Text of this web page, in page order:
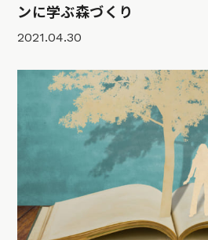
ンに学ぶ森づくり
2021.04.30